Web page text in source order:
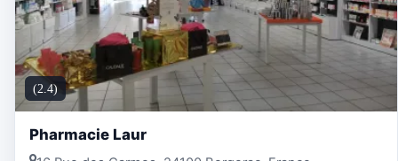
(2.4)
Pharmacie Laur